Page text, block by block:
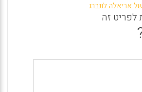
אריאלה לונברג
לפריט זה